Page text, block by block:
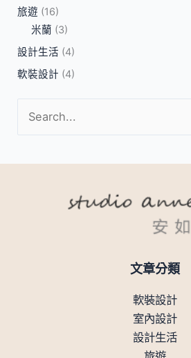
旅遊 (16)
米蘭 (3)
設計生活 (4)
軟裝設計 (4)
文章分類
軟裝設計
室內設計
設計生活